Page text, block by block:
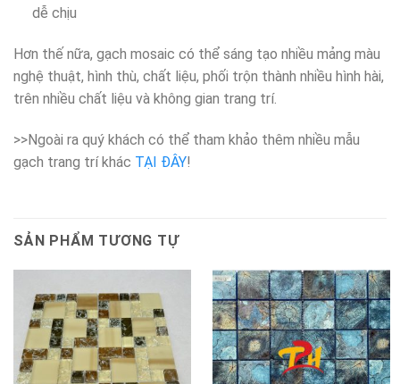
dễ chịu
Hơn thế nữa, gạch mosaic có thể sáng tạo nhiều mảng màu
nghệ thuật, hình thù, chất liệu, phối trộn thành nhiều hình hài,
trên nhiều chất liệu và không gian trang trí.
>>Ngoài ra quý khách có thể tham khảo thêm nhiều mẫu
gạch trang trí khác TẠI ĐÂY!
SẢN PHẨM TƯƠNG TỰ